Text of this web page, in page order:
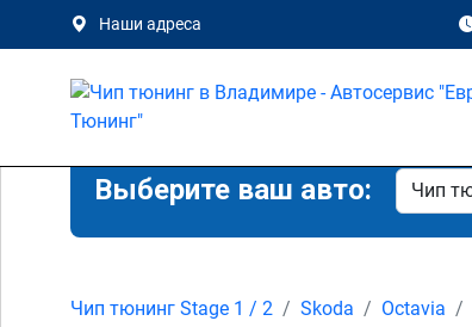
Наши адреса
Выберите ваш авто:
Чип тюнинг Stage 1 / 2 Skoda Octavia